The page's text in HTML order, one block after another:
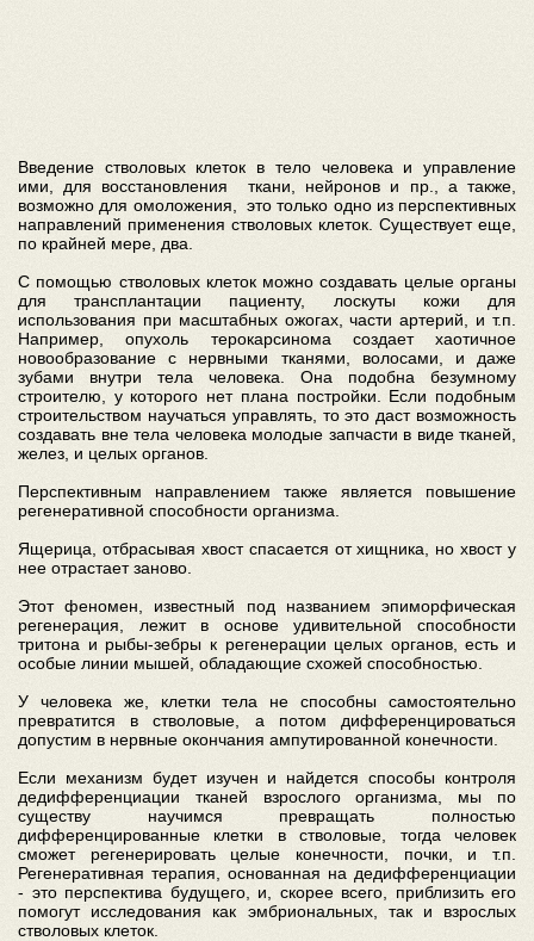
Введение стволовых клеток в тело человека и управление
ими, для восстановления ткани, нейронов и пр., а также,
возможно для омоложения, это только одно из перспективных
направлений применения стволовых клеток. Существует еще,
по крайней мере, два.
С помощью стволовых клеток можно создавать целые органы
для трансплантации пациенту, лоскуты кожи для
использования при масштабных ожогах, части артерий, и т.п.
Например, опухоль терокарсинома создает хаотичное
новообразование с нервными тканями, волосами, и даже
зубами внутри тела человека. Она подобна безумному
строителю, у которого нет плана постройки. Если подобным
строительством научаться управлять, то это даст возможность
создавать вне тела человека молодые запчасти в виде тканей,
желез, и целых органов.
Перспективным направлением также является повышение
регенеративной способности организма.
Ящерица, отбрасывая хвост спасается от хищника, но хвост у
нее отрастает заново.
Этот феномен, известный под названием эпиморфическая
регенерация, лежит в основе удивительной способности
тритона и рыбы-зебры к регенерации целых органов, есть и
особые линии мышей, обладающие схожей способностью.
У человека же, клетки тела не способны самостоятельно
превратится в стволовые, а потом дифференцироваться
допустим в нервные окончания ампутированной конечности.
Если механизм будет изучен и найдется способы контроля
дедифференциации тканей взрослого организма, мы по
существу научимся превращать полностью
дифференцированные клетки в стволовые, тогда человек
сможет регенерировать целые конечности, почки, и т.п.
Регенеративная терапия, основанная на дедифференциации
- это перспектива будущего, и, скорее всего, приблизить его
помогут исследования как эмбриональных, так и взрослых
стволовых клеток.